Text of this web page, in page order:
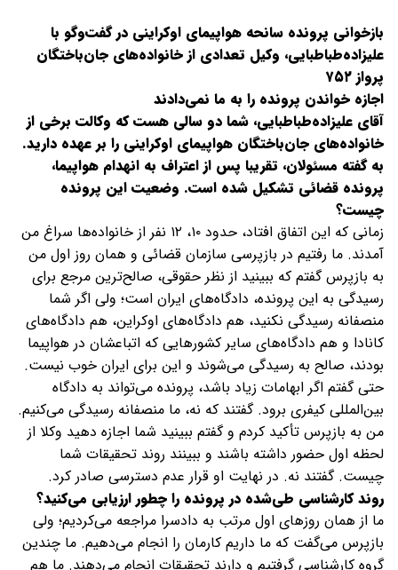
بازخوانی پرونده سانحه هواپیمای اوکراینی در گفت‌وگو با
علیزاده‌طباطبایی، وکیل تعدادی از خانواده‌های جان‌باختگان
پرواز ۷۵۲
اجازه خواندن پرونده را به ما نمی‌دادند
آقای علیزاده‌طباطبایی، شما دو سالی هست که وکالت برخی از
خانواده‌های جان‌باختگان هواپیمای اوکراینی را بر عهده دارید.
به گفته مسئولان، تقریبا پس از اعتراف به انهدام هواپیما،
پرونده قضائی تشکیل شده است. وضعیت این پرونده
چیست؟
زمانی که این اتفاق افتاد، حدود ۱۰، ۱۲ نفر از خانواده‌ها سراغ من
آمدند. ما رفتیم در بازپرسی سازمان قضائی و همان روز اول من
به بازپرس گفتم که ببینید از نظر حقوقی، صالح‌ترین مرجع برای
رسیدگی به این پرونده، دادگاه‌های ایران است؛ ولی اگر شما
منصفانه رسیدگی نکنید، هم دادگاه‌های اوکراین، هم دادگاه‌های
کانادا و هم دادگاه‌های سایر کشورهایی که اتباعشان در هواپیما
بودند، صالح به رسیدگی می‌شوند و این برای ایران خوب نیست.
حتی گفتم اگر ابهامات زیاد باشد، پرونده می‌تواند به دادگاه
بین‌المللی کیفری برود. گفتند که نه، ما منصفانه رسیدگی می‌کنیم.
من به بازپرس تأکید کردم و گفتم ببینید شما اجازه دهید وکلا از
لحظه اول حضور داشته باشند و ببینند روند تحقیقات شما
چیست. گفتند‌ نه. در نهایت او قرار عدم دسترسی صادر کرد.
روند کارشناسی طی‌شده در پرونده را چطور ارزیابی می‌کنید؟
ما از همان روزهای اول مرتب به دادسرا مراجعه می‌کردیم؛ ولی
بازپرس می‌گفت که ما داریم کارمان را انجام می‌دهیم. ما چندین
گروه کارشناسی گرفتیم و دارند تحقیقات انجام می‌دهند. ما هم